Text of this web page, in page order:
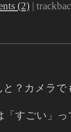
(2) |
？カメラで
すごい」